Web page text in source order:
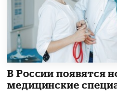
В России появятся
медицинские